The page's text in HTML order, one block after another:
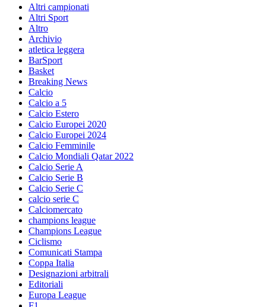
Altri campionati
Altri Sport
Altro
Archivio
atletica leggera
BarSport
Basket
Breaking News
Calcio
Calcio a 5
Calcio Estero
Calcio Europei 2020
Calcio Europei 2024
Calcio Femminile
Calcio Mondiali Qatar 2022
Calcio Serie A
Calcio Serie B
Calcio Serie C
calcio serie C
Calciomercato
champions league
Champions League
Ciclismo
Comunicati Stampa
Coppa Italia
Designazioni arbitrali
Editoriali
Europa League